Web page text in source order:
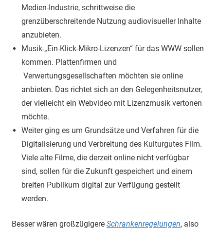
Medien-Industrie, schrittweise die
grenzüberschreitende Nutzung audiovisueller Inhalte
anzubieten.
Musik-„Ein-Klick-Mikro-Lizenzen“ für das WWW sollen
kommen. Plattenfirmen und
Verwertungsgesellschaften möchten sie online
anbieten. Das richtet sich an den Gelegenheitsnutzer,
der vielleicht ein Webvideo mit Lizenzmusik vertonen
möchte.
Weiter ging es um Grundsätze und Verfahren für die
Digitalisierung und Verbreitung des Kulturgutes Film.
Viele alte Filme, die derzeit online nicht verfügbar
sind, sollen für die Zukunft gespeichert und einem
breiten Publikum digital zur Verfügung gestellt
werden.
Besser wären großzügigere Schrankenregelungen, also